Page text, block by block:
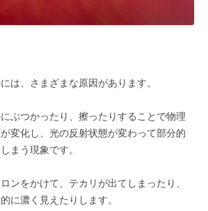
は、さまざまな原因があります。
ぶつかったり、擦ったりすることで物理
変化し、光の反射状態が変わって部分的
まう現象です。
ンをかけて、テカリが出てしまったり、
に濃く見えたりします。